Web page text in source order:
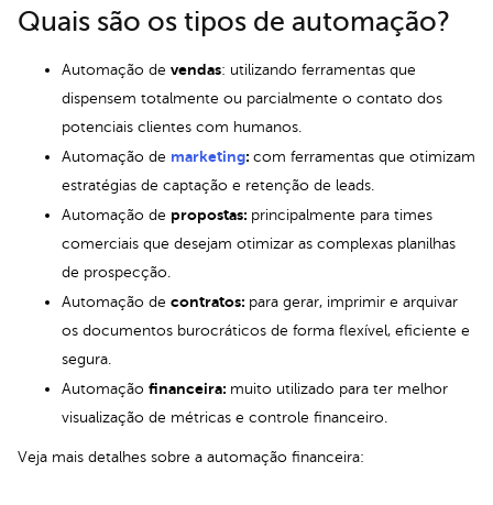
Quais são os tipos de automação?
Automação de vendas: utilizando ferramentas que
dispensem totalmente ou parcialmente o contato dos
potenciais clientes com humanos.
Automação de marketing: com ferramentas que otimizam
estratégias de captação e retenção de leads.
Automação de propostas: principalmente para times
comerciais que desejam otimizar as complexas planilhas
de prospecção.
Automação de contratos: para gerar, imprimir e arquivar
os documentos burocráticos de forma flexível, eficiente e
segura.
Automação financeira: muito utilizado para ter melhor
visualização de métricas e controle financeiro.
Veja mais detalhes sobre a automação financeira: